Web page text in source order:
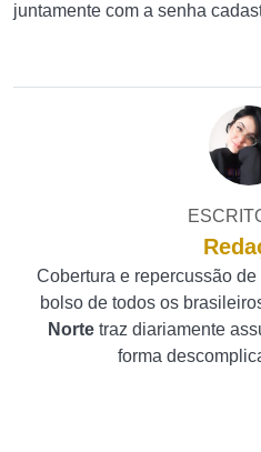
juntamente com a senha
Cobertura e repercussão
bolso de todos os
Norte traz diariamente
forma